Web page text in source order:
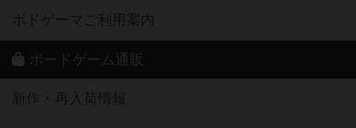
ボドゲーマご利用案内
ボードゲーム通販
新作・再入荷情報